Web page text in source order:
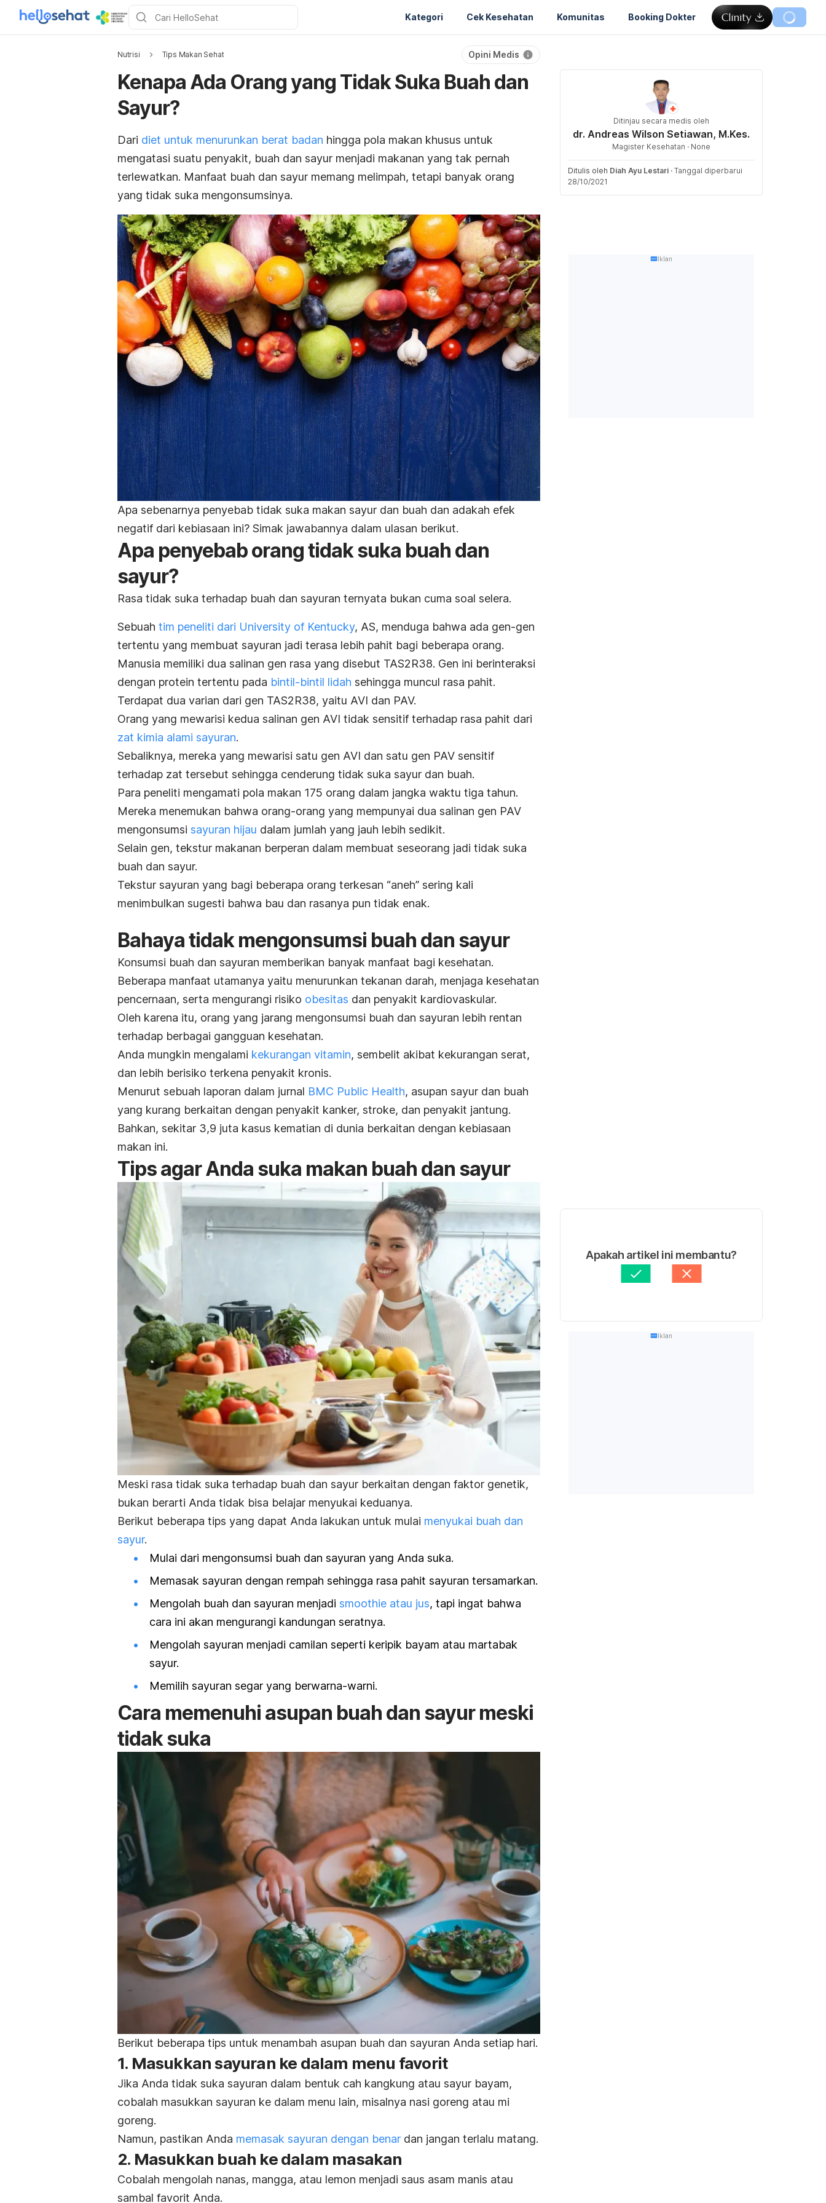
Kategori Cek Kesehatan Komunitas Booking Dokter
Nutrisi Tips Makan Sehat Opini Medis
Kenapa Ada Orang yang Tidak Suka Buah dan
Sayur?
Dari diet untuk menurunkan berat badan hingga pola makan khusus untuk
mengatasi suatu penyakit, buah dan sayur menjadi makanan yang tak pernah
terlewatkan. Manfaat buah dan sayur memang melimpah, tetapi banyak orang
yang tidak suka mengonsumsinya.
Apa sebenarnya penyebab tidak suka makan sayur dan buah dan adakah efek
negatif dari kebiasaan ini? Simak jawabannya dalam ulasan berikut.
Apa penyebab orang tidak suka buah dan
sayur?
Rasa tidak suka terhadap buah dan sayuran ternyata bukan cuma soal selera.
Sebuah tim peneliti dari University of Kentucky, AS, menduga bahwa ada gen-gen
tertentu yang membuat sayuran jadi terasa lebih pahit bagi beberapa orang.
Manusia memiliki dua salinan gen rasa yang disebut TAS2R38. Gen ini berinteraksi
dengan protein tertentu pada bintil-bintil lidah sehingga muncul rasa pahit.
Terdapat dua varian dari gen TAS2R38, yaitu AVI dan PAV.
Orang yang mewarisi kedua salinan gen AVI tidak sensitif terhadap rasa pahit dari
zat kimia alami sayuran.
Sebaliknya, mereka yang mewarisi satu gen AVI dan satu gen PAV sensitif
terhadap zat tersebut sehingga cenderung tidak suka sayur dan buah.
Para peneliti mengamati pola makan 175 orang dalam jangka waktu tiga tahun.
Mereka menemukan bahwa orang-orang yang mempunyai dua salinan gen PAV
mengonsumsi sayuran hijau dalam jumlah yang jauh lebih sedikit.
Selain gen, tekstur makanan berperan dalam membuat seseorang jadi tidak suka
buah dan sayur.
Tekstur sayuran yang bagi beberapa orang terkesan “aneh” sering kali
menimbulkan sugesti bahwa bau dan rasanya pun tidak enak.
Bahaya tidak mengonsumsi buah dan sayur
Konsumsi buah dan sayuran memberikan banyak manfaat bagi kesehatan.
Beberapa manfaat utamanya yaitu menurunkan tekanan darah, menjaga kesehatan
pencernaan, serta mengurangi risiko obesitas dan penyakit kardiovaskular.
Oleh karena itu, orang yang jarang mengonsumsi buah dan sayuran lebih rentan
terhadap berbagai gangguan kesehatan.
Anda mungkin mengalami kekurangan vitamin, sembelit akibat kekurangan serat,
dan lebih berisiko terkena penyakit kronis.
Menurut sebuah laporan dalam jurnal BMC Public Health, asupan sayur dan buah
yang kurang berkaitan dengan penyakit kanker, stroke, dan penyakit jantung.
Bahkan, sekitar 3,9 juta kasus kematian di dunia berkaitan dengan kebiasaan
makan ini.
Tips agar Anda suka makan buah dan sayur
Meski rasa tidak suka terhadap buah dan sayur berkaitan dengan faktor genetik,
bukan berarti Anda tidak bisa belajar menyukai keduanya.
Berikut beberapa tips yang dapat Anda lakukan untuk mulai menyukai buah dan
sayur.
Mulai dari mengonsumsi buah dan sayuran yang Anda suka.
Memasak sayuran dengan rempah sehingga rasa pahit sayuran tersamarkan.
Mengolah buah dan sayuran menjadi smoothie atau jus, tapi ingat bahwa
cara ini akan mengurangi kandungan seratnya.
Mengolah sayuran menjadi camilan seperti keripik bayam atau martabak
sayur.
Memilih sayuran segar yang berwarna-warni.
Cara memenuhi asupan buah dan sayur meski
tidak suka
Berikut beberapa tips untuk menambah asupan buah dan sayuran Anda setiap hari.
1. Masukkan sayuran ke dalam menu favorit
Jika Anda tidak suka sayuran dalam bentuk cah kangkung atau sayur bayam,
cobalah masukkan sayuran ke dalam menu lain, misalnya nasi goreng atau mi
goreng.
Namun, pastikan Anda memasak sayuran dengan benar dan jangan terlalu matang.
2. Masukkan buah ke dalam masakan
Cobalah mengolah nanas, mangga, atau lemon menjadi saus asam manis atau
sambal favorit Anda.
Ditinjau secara medis oleh
dr. Andreas Wilson Setiawan, M.Kes.
Magister Kesehatan · None
Ditulis oleh Diah Ayu Lestari · Tanggal diperbarui
28/10/2021
Iklan
Apakah artikel ini membantu?
Iklan